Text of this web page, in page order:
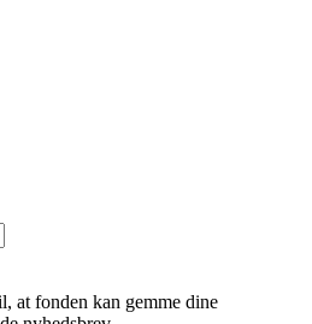
at fonden kan gemme dine